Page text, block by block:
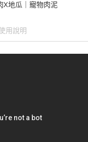
X地瓜｜寵物肉泥
用說明